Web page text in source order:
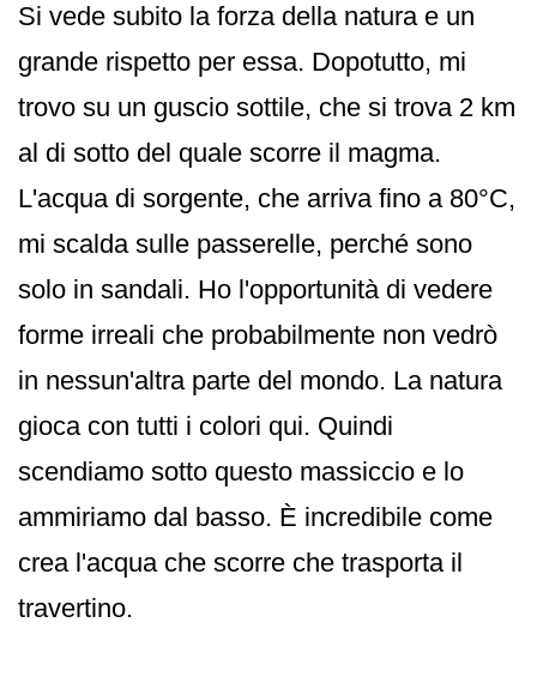
Si vede subito la forza della natura e un
grande rispetto per essa. Dopotutto, mi
trovo su un guscio sottile, che si trova 2 km
al di sotto del quale scorre il magma.
L'acqua di sorgente, che arriva fino a 80°C,
mi scalda sulle passerelle, perché sono
solo in sandali. Ho l'opportunità di vedere
forme irreali che probabilmente non vedrò
in nessun'altra parte del mondo. La natura
gioca con tutti i colori qui. Quindi
scendiamo sotto questo massiccio e lo
ammiriamo dal basso. È incredibile come
crea l'acqua che scorre che trasporta il
travertino.